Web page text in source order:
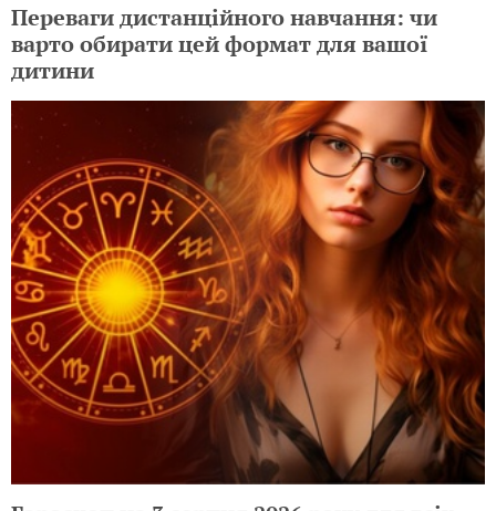
Переваги дистанційного навчання: чи
варто обирати цей формат для вашої
дитини